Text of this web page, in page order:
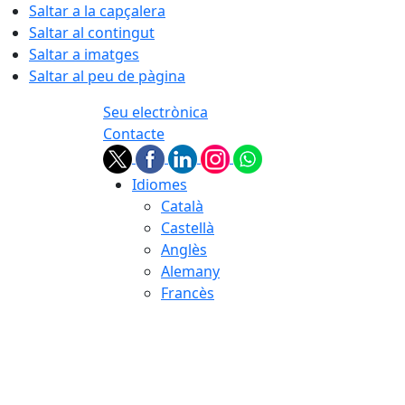
Saltar a la capçalera
Saltar al contingut
Saltar a imatges
Saltar al peu de pàgina
Seu electrònica
Contacte
Idiomes
Català
Castellà
Anglès
Alemany
Francès